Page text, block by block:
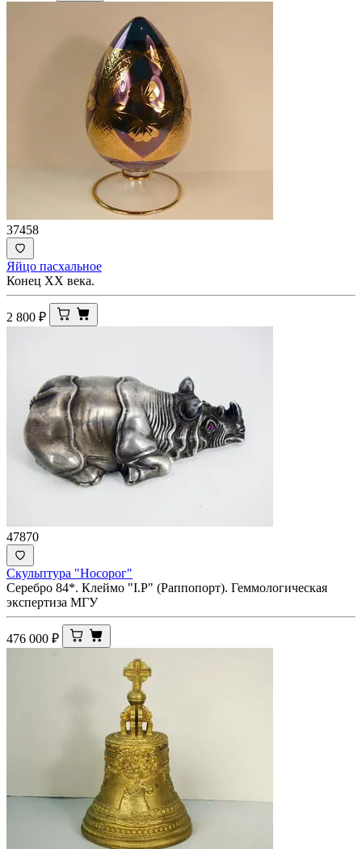
37458
Яйцо пасхальное
Конец ХХ века.
2 800 ₽
47870
Скульптура "Носорог"
Серебро 84*. Клеймо "I.Р" (Раппопорт). Геммологическая
экспертиза МГУ
476 000 ₽